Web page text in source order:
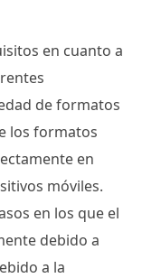
en cuanto a
de formatos
los formatos
en
móviles.
en los que el
debido a
a la